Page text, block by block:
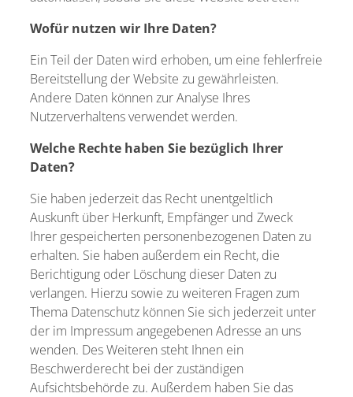
Wofür nutzen wir Ihre Daten?
Ein Teil der Daten wird erhoben, um eine fehlerfreie
Bereitstellung der Website zu gewährleisten.
Andere Daten können zur Analyse Ihres
Nutzerverhaltens verwendet werden.
Welche Rechte haben Sie bezüglich Ihrer
Daten?
Sie haben jederzeit das Recht unentgeltlich
Auskunft über Herkunft, Empfänger und Zweck
Ihrer gespeicherten personenbezogenen Daten zu
erhalten. Sie haben außerdem ein Recht, die
Berichtigung oder Löschung dieser Daten zu
verlangen. Hierzu sowie zu weiteren Fragen zum
Thema Datenschutz können Sie sich jederzeit unter
der im Impressum angegebenen Adresse an uns
wenden. Des Weiteren steht Ihnen ein
Beschwerderecht bei der zuständigen
Aufsichtsbehörde zu. Außerdem haben Sie das